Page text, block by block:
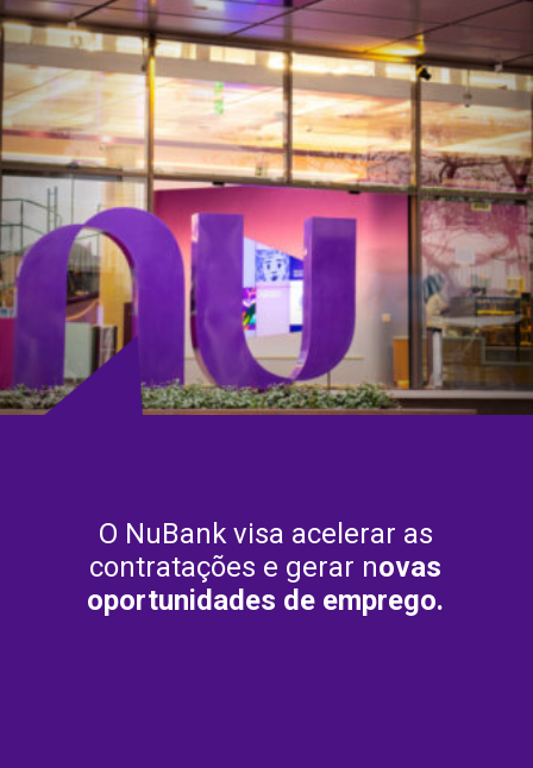
O NuBank visa acelerar as
contratações e gerar novas
oportunidades de emprego.